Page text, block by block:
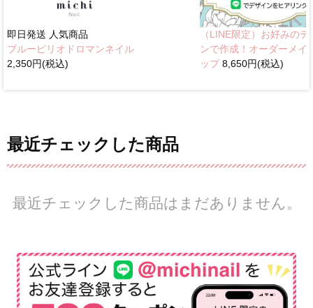
即日発送 人気商品
ブルーピリオドロマンネイル
2,350円(税込)
（LINE限定）お好みのデ
ンで作成！オーダーメイ
ップ8,650円(税込)
最近チェックした商品
最近チェックした商品はまだありません。